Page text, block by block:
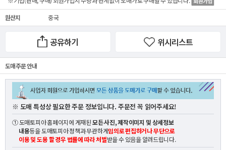
원산지 중국
공유하기 위시리스트
도매 주문 안내
※ 도매 특성상 필요한 주문 정보입니다. 주문전 꼭 읽어주세요!
① 도매토피아 홈페이지에 게재된모든 사진, 제작이미지 및 상세정보
내용등을 도매토피아 정책과 무관하게임의로 편집하거나 무단으로
이용 및 도용 할 경우 법률에 따라 처벌받을 수 있음을 알려드립니다.